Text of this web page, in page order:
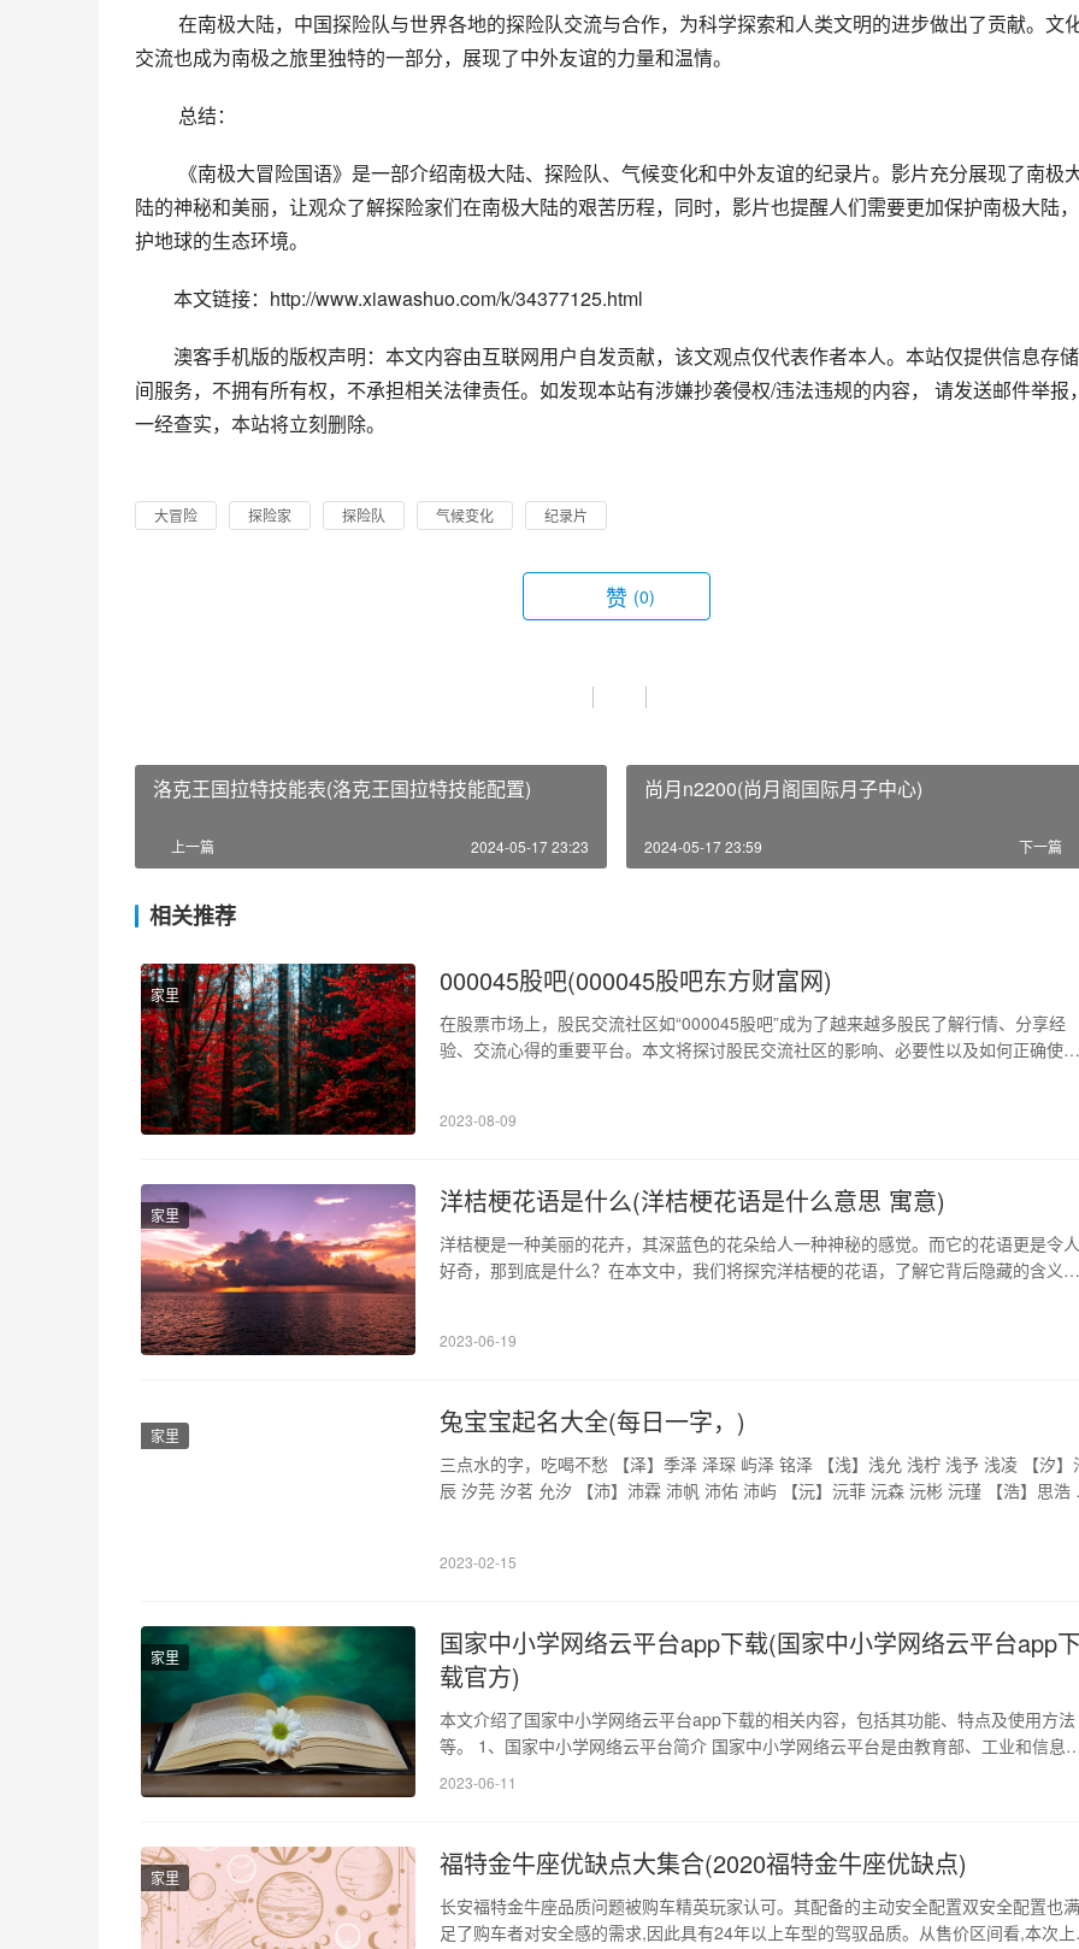
交流也成为南极之旅里独特的一部分，展现了中外友谊的力量和温情。
总结：
陆的神秘和美丽，让观众了解探险家们在南极大陆的艰苦历程，同时，影片也提醒人们需要更加保护南极大陆
护地球的生态环境。
本文链接：http://www.xiawashuo.com/k/34377125.html
澳客手机版的版权声明：本文内容由互联网用户自发贡献，该文观点仅代表作者本人。本站仅提供信息存
间服务，不拥有所有权，不承担相关法律责任。如发现本站有涉嫌抄袭侵权/违法违规的内容， 请发送邮件举报
一经查实，本站将立刻删除。
大冒险 探险家 探险队 气候变化 纪录片
赞 (0)
洛克王国拉特技能表(洛克王国拉特技能配置)
上一篇 2024-05-17 23:23
尚月n2200(尚月阁国际月子中心)
下一篇
2024-05-17 23:59
相关推荐
家里 000045股吧(000045股吧东方财富网)
在股票市场上，股民交流社区如“000045股吧”成为了越来越多股民了解行情、分享经
验、交流心得的重要平台。本文将探讨股民交流社区的影响、必要性以及如何正确使用
其他股民的看法、经验和情况，从…
2023-08-09
家里 洋桔梗花语是什么(洋桔梗花语是什么意思 寓意)
洋桔梗是一种美丽的花卉，其深蓝色的花朵给人一种神秘的感觉。而它的花语更是令人
好奇，那到底是什么？在本文中，我们将探究洋桔梗的花语，了解它背后隐藏的含义。
洋桔梗生命力强，极易生长并繁殖。 2、洋桔梗的花语 …
2023-06-19
家里 兔宝宝起名大全(每日一字，)
三点水的字，吃喝不愁 【泽】季泽 泽琛 屿泽 铭泽 【浅】浅允 浅柠 浅予 浅凌 【汐】
辰 汐芫 汐茗 允汐 【沛】沛霖 沛帆 沛佑 沛屿 【沅】沅菲 沅森 沅彬 沅瑾 【浩】思浩
2023-02-15
家里
国家中小学网络云平台app下载(国家中小学网络云平台app
载官方)
本文介绍了国家中小学网络云平台app下载的相关内容，包括其功能、特点及使用方法
等。 1、国家中小学网络云平台简介 国家中小学网络云平台是由教育部、工业和信息
2023-06-11
家里 福特金牛座优缺点大集合(2020福特金牛座优缺点)
长安福特金牛座品质问题被购车精英玩家认可。其配备的主动安全配置双安全配置也满
足了购车者对安全感的需求,因此具有24年以上车型的驾驭品质。从售价区间看,本次上